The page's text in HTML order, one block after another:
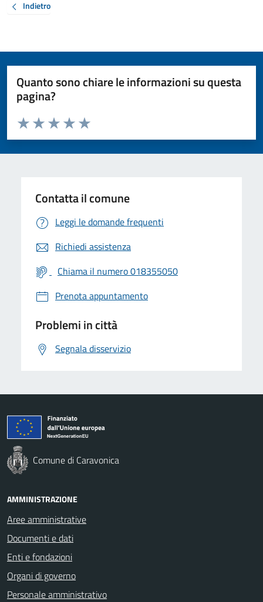
Indietro
Quanto sono chiare le informazioni su questa
pagina?
Valuta da 1 a 5 stelle la pagina
Valuta 5 stelle su 5
Valuta 4 stelle su 5
Valuta 3 stelle su 5
Valuta 2 stelle su 5
Valuta 1 stelle su 5
Contatta il comune
Leggi le domande frequenti
Richiedi assistenza
Chiama il numero 018355050
Prenota appuntamento
Problemi in città
Segnala disservizio
Comune di Caravonica
AMMINISTRAZIONE
Aree amministrative
Documenti e dati
Enti e fondazioni
Organi di governo
Personale amministrativo